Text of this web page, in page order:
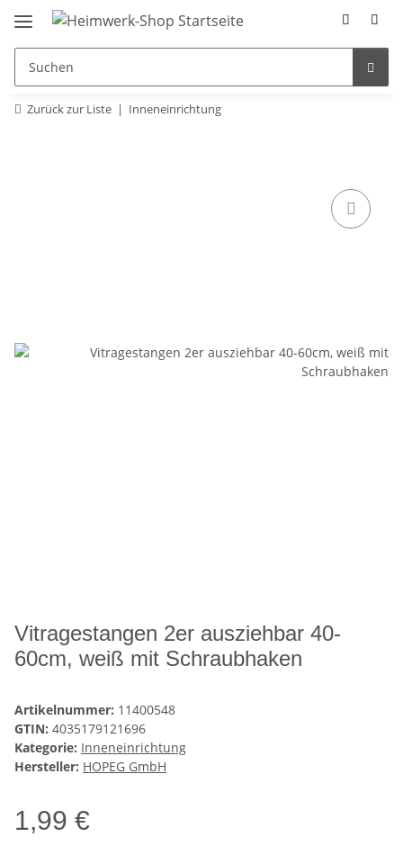
Zurück zur Liste Inneneinrichtung
Vitragestangen 2er ausziehbar 40-
60cm, weiß mit Schraubhaken
Artikelnummer: 11400548
GTIN: 4035179121696
Kategorie: Inneneinrichtung
Hersteller: HOPEG GmbH
1,99 €